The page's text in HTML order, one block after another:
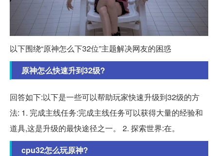
以下围绕“原神怎么下32位”主题解决网友的困惑
原神怎么快速升到32级?
回答如下:以下是一些可以帮助玩家快速升级到32级的方
法: 1. 完成主线任务:完成主线任务可以获得大量的经验和
道具,这是升级的最快途径之一。 2. 探索世界:在。
cpu32怎么玩原神?